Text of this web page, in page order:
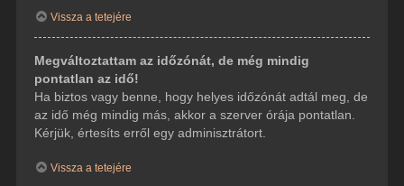
Vissza a tetejére
Megváltoztattam az időzónát, de még mindig
pontatlan az idő!
Ha biztos vagy benne, hogy helyes időzónát adtál meg, de
az idő még mindig más, akkor a szerver órája pontatlan.
Kérjük, értesíts erről egy adminisztrátort.
Vissza a tetejére